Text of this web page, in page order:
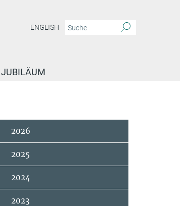
ENGLISH
JUBILÄUM
2026
2025
2024
2023